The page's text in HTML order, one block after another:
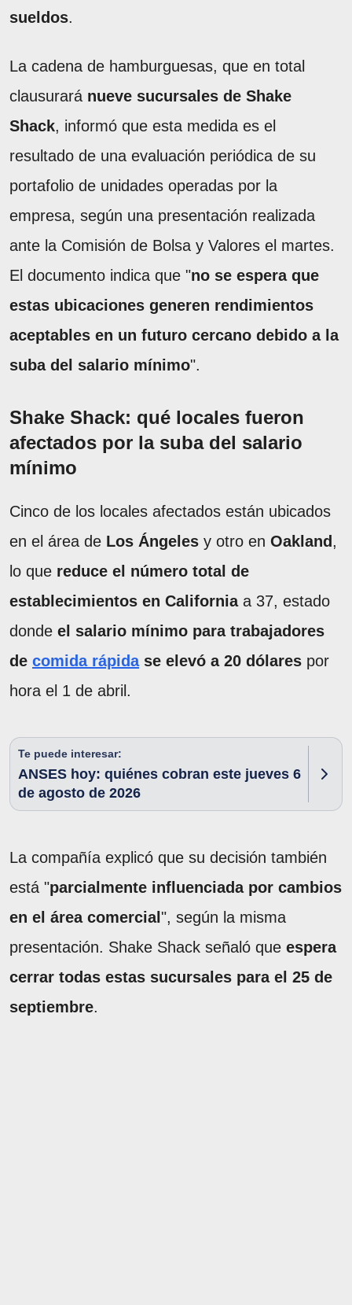
sueldos.
La cadena de hamburguesas, que en total
clausurará nueve sucursales de Shake
Shack, informó que esta medida es el
resultado de una evaluación periódica de su
portafolio de unidades operadas por la
empresa, según una presentación realizada
ante la Comisión de Bolsa y Valores el martes.
El documento indica que "no se espera que
estas ubicaciones generen rendimientos
aceptables en un futuro cercano debido a la
suba del salario mínimo".
Shake Shack: qué locales fueron
afectados por la suba del salario
mínimo
Cinco de los locales afectados están ubicados
en el área de Los Ángeles y otro en Oakland ,
lo que reduce el número total de
establecimientos en Californiaa 37, estado
donde el salario mínimo para trabajadores
de comida rápidase elevó a 20 dólares por
hora el 1 de abril.
Te puede interesar:
ANSES hoy: quiénes cobran este jueves 6
de agosto de 2026
La compañía explicó que su decisión también
está "parcialmente influenciada por cambios
en el área comercial ", según la misma
presentación. Shake Shack señaló que espera
cerrar todas estas sucursales para el 25 de
septiembre.